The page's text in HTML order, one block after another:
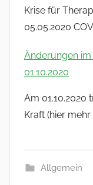
Krise für
05.05.2020
Änderungen
01.10.2020
Am 01.10.2020
Kraft (hier
Allgemein